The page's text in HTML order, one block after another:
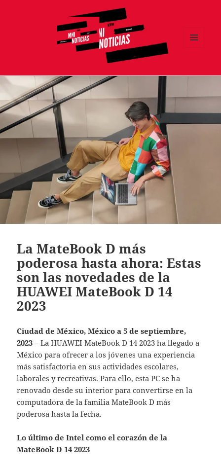
La MateBook D más
poderosa hasta ahora: Estas
son las novedades de la
HUAWEI MateBook D 14
2023
Ciudad de México, México a 5 de septiembre,
2023 – La HUAWEI MateBook D 14 2023 ha llegado a
México para ofrecer a los jóvenes una experiencia
más satisfactoria en sus actividades escolares,
laborales y recreativas. Para ello, esta PC se ha
renovado desde su interior para convertirse en la
computadora de la familia MateBook D más
poderosa hasta la fecha.
Lo último de Intel como el corazón de la
MateBook D 14 2023